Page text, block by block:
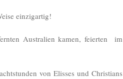
einzigartig!
Australien kamen, feierten im
von Elisses und Christians